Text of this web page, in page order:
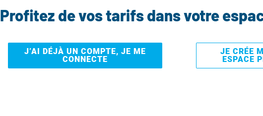
Profitez de vos tarifs dans votre
J’AI DÉJÀ UN COMPTE, JE ME
CONNECTE
JE CRÉE
ESPACE